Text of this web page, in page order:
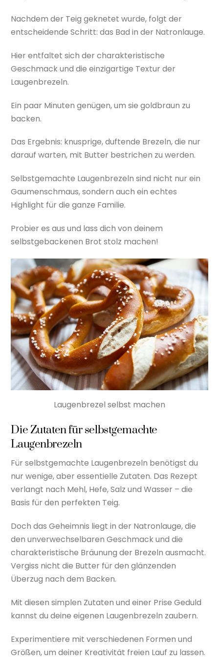
Nachdem der Teig geknetet wurde, folgt der
entscheidende Schritt: das Bad in der Natronlauge.
Hier entfaltet sich der charakteristische
Geschmack und die einzigartige Textur der
Laugenbrezeln.
Ein paar Minuten genügen, um sie goldbraun zu
backen.
Das Ergebnis: knusprige, duftende Brezeln, die nur
darauf warten, mit Butter bestrichen zu werden.
Selbstgemachte Laugenbrezeln sind nicht nur ein
Gaumenschmaus, sondern auch ein echtes
Highlight für die ganze Familie.
Probier es aus und lass dich von deinem
selbstgebackenen Brot stolz machen!
Laugenbrezel selbst machen
Die Zutaten für selbstgemachte
Laugenbrezeln
Für selbstgemachte Laugenbrezeln benötigst du
nur wenige, aber essentielle Zutaten. Das Rezept
verlangt nach Mehl, Hefe, Salz und Wasser – die
Basis für den perfekten Teig.
Doch das Geheimnis liegt in der Natronlauge, die
den unverwechselbaren Geschmack und die
charakteristische Bräunung der Brezeln ausmacht.
Vergiss nicht die Butter für den glänzenden
Überzug nach dem Backen.
Mit diesen simplen Zutaten und einer Prise Geduld
kannst du deine eigenen Laugenbrezeln zaubern.
Experimentiere mit verschiedenen Formen und
Größen, um deiner Kreativität freien Lauf zu lassen.